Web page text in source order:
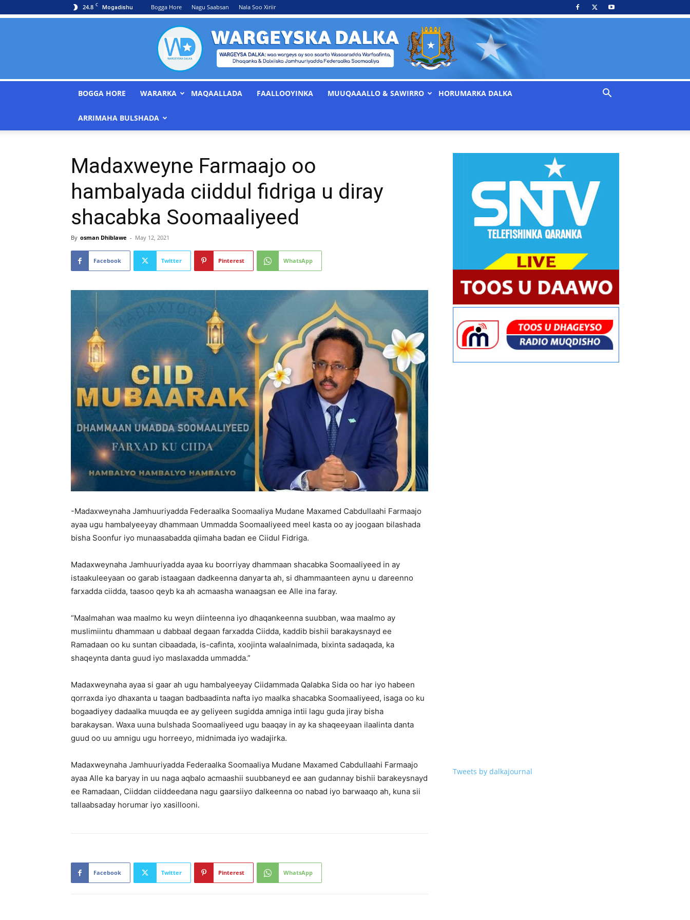
24.8 C Mogadishu Bogga Hore Nagu Saabsan Nala Soo Xiriir
BOGGA HORE WARARKA MAQAALLADA FAALLOOYINKA MUUQAAALLO & SAWIRRO HORUMARKA DALKA
ARRIMAHA BULSHADA
Madaxweyne Farmaajo oo
hambalyada ciiddul fidriga u diray
shacabka Soomaaliyeed
By osman Dhiblawe - May 12, 2021
Facebook Twitter Pinterest WhatsApp
-Madaxweynaha Jamhuuriyadda Federaalka Soomaaliya Mudane Maxamed Cabdullaahi Farmaajo
ayaa ugu hambalyeeyay dhammaan Ummadda Soomaaliyeed meel kasta oo ay joogaan bilashada
bisha Soonfur iyo munaasabadda qiimaha badan ee Ciidul Fidriga.
Madaxweynaha Jamhuuriyadda ayaa ku boorriyay dhammaan shacabka Soomaaliyeed in ay
istaakuleeyaan oo garab istaagaan dadkeenna danyarta ah, si dhammaanteen aynu u dareenno
farxadda ciidda, taasoo qeyb ka ah acmaasha wanaagsan ee Alle ina faray.
“Maalmahan waa maalmo ku weyn diinteenna iyo dhaqankeenna suubban, waa maalmo ay
muslimiintu dhammaan u dabbaal degaan farxadda Ciidda, kaddib bishii barakaysnayd ee
Ramadaan oo ku suntan cibaadada, is-cafinta, xoojinta walaalnimada, bixinta sadaqada, ka
shaqeynta danta guud iyo maslaxadda ummadda.”
Madaxweynaha ayaa si gaar ah ugu hambalyeeyay Ciidammada Qalabka Sida oo har iyo habeen
qorraxda iyo dhaxanta u taagan badbaadinta nafta iyo maalka shacabka Soomaaliyeed, isaga oo ku
bogaadiyey dadaalka muuqda ee ay geliyeen sugidda amniga intii lagu guda jiray bisha
barakaysan. Waxa uuna bulshada Soomaaliyeed ugu baaqay in ay ka shaqeeyaan ilaalinta danta
guud oo uu amnigu ugu horreeyo, midnimada iyo wadajirka.
Madaxweynaha Jamhuuriyadda Federaalka Soomaaliya Mudane Maxamed Cabdullaahi Farmaajo
ayaa Alle ka baryay in uu naga aqbalo acmaashii suubbaneyd ee aan gudannay bishii barakeysnayd
ee Ramadaan, Ciiddan ciiddeedana nagu gaarsiiyo dalkeenna oo nabad iyo barwaaqo ah, kuna sii
tallaabsaday horumar iyo xasillooni.
Facebook Twitter Pinterest WhatsApp
Tweets by dalkajournal